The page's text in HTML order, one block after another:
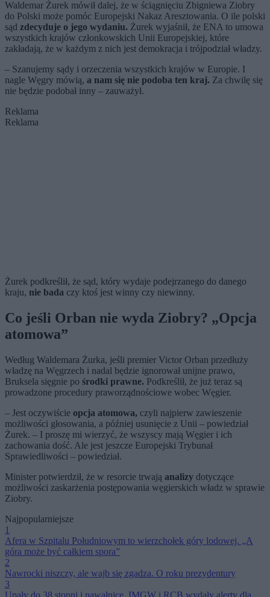
Waldemar Żurek mówił dalej, że w ściągnięciu Zbigniewa Ziobry
do Polski może pomóc Europejski Nakaz Aresztowania. O ile polski
sąd zdecyduje o jego wydaniu. Żurek wyjaśnił, że ENA to umowa
wszystkich krajów członkowskich Unii Europejskiej, które
zakładają, że w każdym z nich jest demokracja i trójpodział władzy.
– Szanujemy sądy i orzeczenia wszystkich krajów w Europie. I
nagle Węgry mówią, a nam się nie podoba ten kraj. Za chwilę się
nie będzie podobał inny – zauważył.
Reklama
Reklama
Żurek podkreślił, że sąd, który wydaje podejrzanego do danego
kraju, nie bada czy ktoś jest winny czy niewinny.
Co jeśli Orban nie wyda Ziobry? „Opcja
atomowa”
Według Waldemara Żurka, jeśli premier Victor Orban przedłuży
władzę na Węgrzech i nadal będzie ignorował unijne prawo,
Bruksela sięgnie po środki prawne. Podkreślił, że już teraz są
prowadzone procedury praworządnościowe wobec Węgier.
– Jest oczywiście opcja atomowa, czyli najpierw zawieszenie
możliwości głosowania, a później usunięcie z Unii – powiedział
Żurek. – I proszę mi wierzyć, że wszyscy mają Węgier i ich
zachowania dość. Ale jest jeszcze Europejski Trybunał
Sprawiedliwości – powiedział.
Minister potwierdził, że w resorcie trwają analizy dotyczące
możliwości zaskarżenia postępowania węgierskich władz w sprawie
Ziobry.
Najpopularniejsze
1
Afera w Szpitalu Południowym to wierzchołek góry lodowej. „A
góra może być całkiem spora”
2
Nawrocki niszczy, ale wajb się zgadza. O roku prezydentury
3
Upały do 38 stopni i nawałnice. IMGW i RCB wydały alerty dla